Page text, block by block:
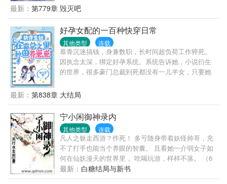
都是讲道理的人么么哒！
凡间与她相守一生，圆了她苦苦等待这上万年的心
愿。她虽半信半疑，却不肯放过一丝能寻到他的机
会，于是她便开始筹谋，使自己的人力变得强大，以
便寻到那所谓的现代人。可当自己心爱之人出现在眼
前时，她只觉得上天跟自己开了个天大的玩笑，自己
心心念念之人的身份，居然天界的死对头魔界尊主，
这下自己该如何面对他。
最新： 第779章 毁灭吧
好孕女配的一百种快穿日常
其他类型 连载
慕青沉迷搞钱，身兼数职，长时间超负荷工作猝死。
因执念太深，绑定好孕系统。系统告诉她，小说衍生
的世界，很多豪门总裁到死都没有一儿半女，只要她
积攒到一定数值，就能移民到高纬度星球养老。养老
生活包括永恒的青春、用不尽的财富及无穷尽生命。
慕青星星眼：她答应了！冤种一：身为千亿总裁，顾
予安却患有恐女症。本以为这偌大家产，只能便宜一
表三千里的表亲。直到遇见慕青，他非但没有发病，
反而想整天黏着她。冤种二：游戏里，陆时奕是榜一
大神，拥有无数迷妹迷弟。游戏外，陆时奕是商界新
秀。可惜，他对女人有接触性过敏症，只能把亿万资
产交给堂外甥。慕青的出现，让他发现，原来这世界
最新： 第838章 大结局
宁小闲御神录内
其他类型 连载
凡人之躯走西游？作死！ 多亏随身带着妖怪帅哥，充
不了打手也能当个养眼的智囊。 且看她一介弱女子如
何在仙妖漫天的世界里， 吃喝玩游，样样不落。 （6
月每日三更求粉红票。保证完本，不胜感激）
最新： 白糖结局与新书